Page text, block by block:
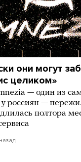
они могут
целиком»
— один из
у россиян —
длилась полтора